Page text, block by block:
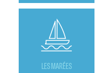
LES MARÉES